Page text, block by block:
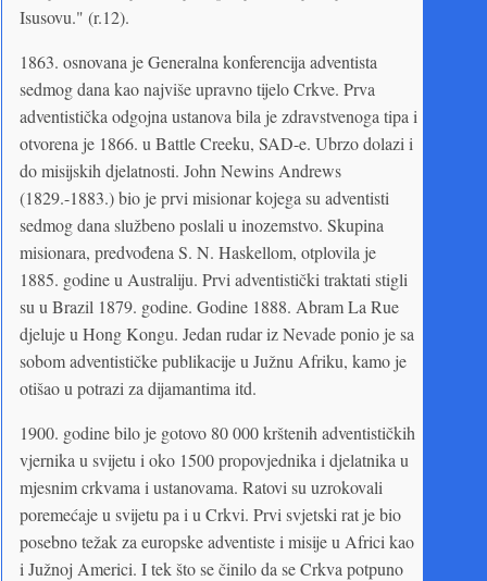
Isusovu." (r.12).
1863. osnovana je Generalna konferencija adventista
sedmog dana kao najviše upravno tijelo Crkve. Prva
adventistička odgojna ustanova bila je zdravstvenoga tipa i
otvorena je 1866. u Battle Creeku, SAD-e. Ubrzo dolazi i
do misijskih djelatnosti. John Newins Andrews
(1829.-1883.) bio je prvi misionar kojega su adventisti
sedmog dana službeno poslali u inozemstvo. Skupina
misionara, predvođena S. N. Haskellom, otplovila je
1885. godine u Australiju. Prvi adventistički traktati stigli
su u Brazil 1879. godine. Godine 1888. Abram La Rue
djeluje u Hong Kongu. Jedan rudar iz Nevade ponio je sa
sobom adventističke publikacije u Južnu Afriku, kamo je
otišao u potrazi za dijamantima itd.
1900. godine bilo je gotovo 80 000 krštenih adventističkih
vjernika u svijetu i oko 1500 propovjednika i djelatnika u
mjesnim crkvama i ustanovama. Ratovi su uzrokovali
poremećaje u svijetu pa i u Crkvi. Prvi svjetski rat je bio
posebno težak za europske adventiste i misije u Africi kao
i Južnoj Americi. I tek što se činilo da se Crkva potpuno